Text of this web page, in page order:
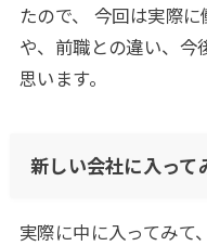
たので、 今回は実際
や、前職との違い、今
思います。
新しい会社に入って
実際に中に入ってみて